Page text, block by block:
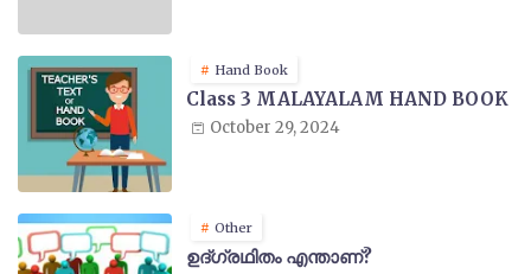
Hand Book
Class 3 MALAYALAM HAND BOOK
October 29, 2024
Other
ഉദ്ഗ്രഥിതം എന്താണ്?